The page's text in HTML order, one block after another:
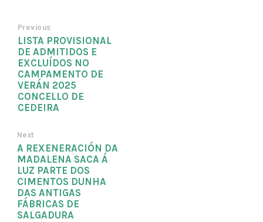
Previous
LISTA PROVISIONAL
DE ADMITIDOS E
EXCLUÍDOS NO
CAMPAMENTO DE
VERÁN 2025
CONCELLO DE
CEDEIRA
Next
A REXENERACIÓN DA
MADALENA SACA Á
LUZ PARTE DOS
CIMENTOS DUNHA
DAS ANTIGAS
FÁBRICAS DE
SALGADURA